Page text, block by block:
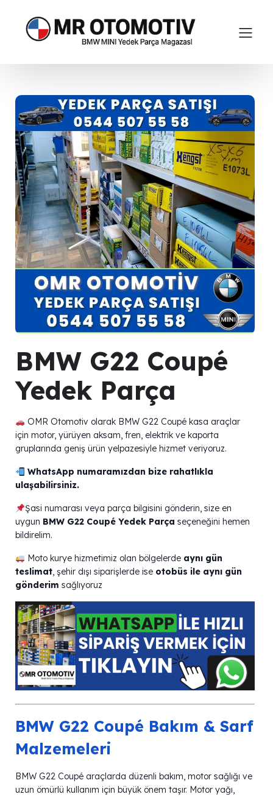
BMW G22 Coupé
Yedek Parça
OMR Otomotiv olarak BMW G22 Coupé kasa araçlar
için motor, yürüyen aksam, fren, elektrik ve kaporta
gruplarında geniş ürün yelpazesiyle hizmet veriyoruz.
WhatsApp numaramızdan bize rahatlıkla
ulaşabilirsiniz.
Şasi numarası veya parça bilgisini gönderin, size en
uygun BMW G22 Coupé Yedek Parça seçeneğini hemen
bildirelim.
Moto kurye hizmetimiz olan bölgelerde aynı gün
teslimat, şehir dışı siparişlerde ise otobüs ile aynı gün
gönderim sağlıyoruz
BMW G22 Coupé Bakım & Sarf
Malzemeleri
BMW G22 Coupé araçlarda düzenli bakım, motor sağlığı ve
uzun ömürlü kullanım için büyük önem taşır. Motor yağı,